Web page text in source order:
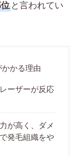
と言われてい
かる理由
ーザーが反応
が高く、ダメ
発毛組織をや